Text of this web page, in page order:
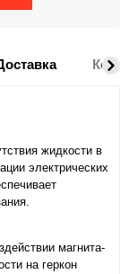
жидкости в
электрических
магнита-
на геркон